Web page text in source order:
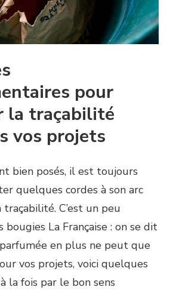
pour
la traçabilité
vos projets
bien posés, il est toujours
quelques cordes à son arc
C’est un peu
bougies La Française : on se dit
en plus ne peut que
vos projets, voici quelques
la fois par le bon sens